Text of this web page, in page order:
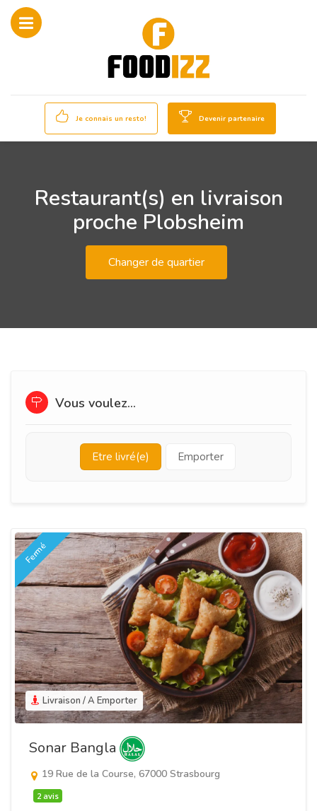
Je connais un resto! Devenir partenaire
Restaurant(s) en livraison
proche Plobsheim
Changer de quartier
Vous voulez...
Etre livré(e) Emporter
Livraison / A Emporter
Fermé
Sonar Bangla
19 Rue de la Course, 67000 Strasbourg
2 avis